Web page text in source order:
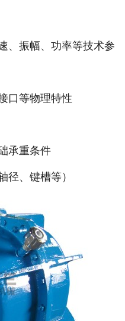
振幅、功率等技术参
等物理特性
承重条件
、键槽等）